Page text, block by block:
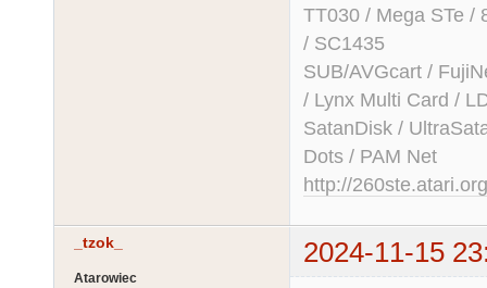
TT030 / Mega STe /
/ SC1435
SUB/AVGcart /
/ Lynx Multi Card /
SatanDisk /
Dots / PAM Net
http://260ste.atari.org
_tzok_ 2024-11-15
Atarowiec